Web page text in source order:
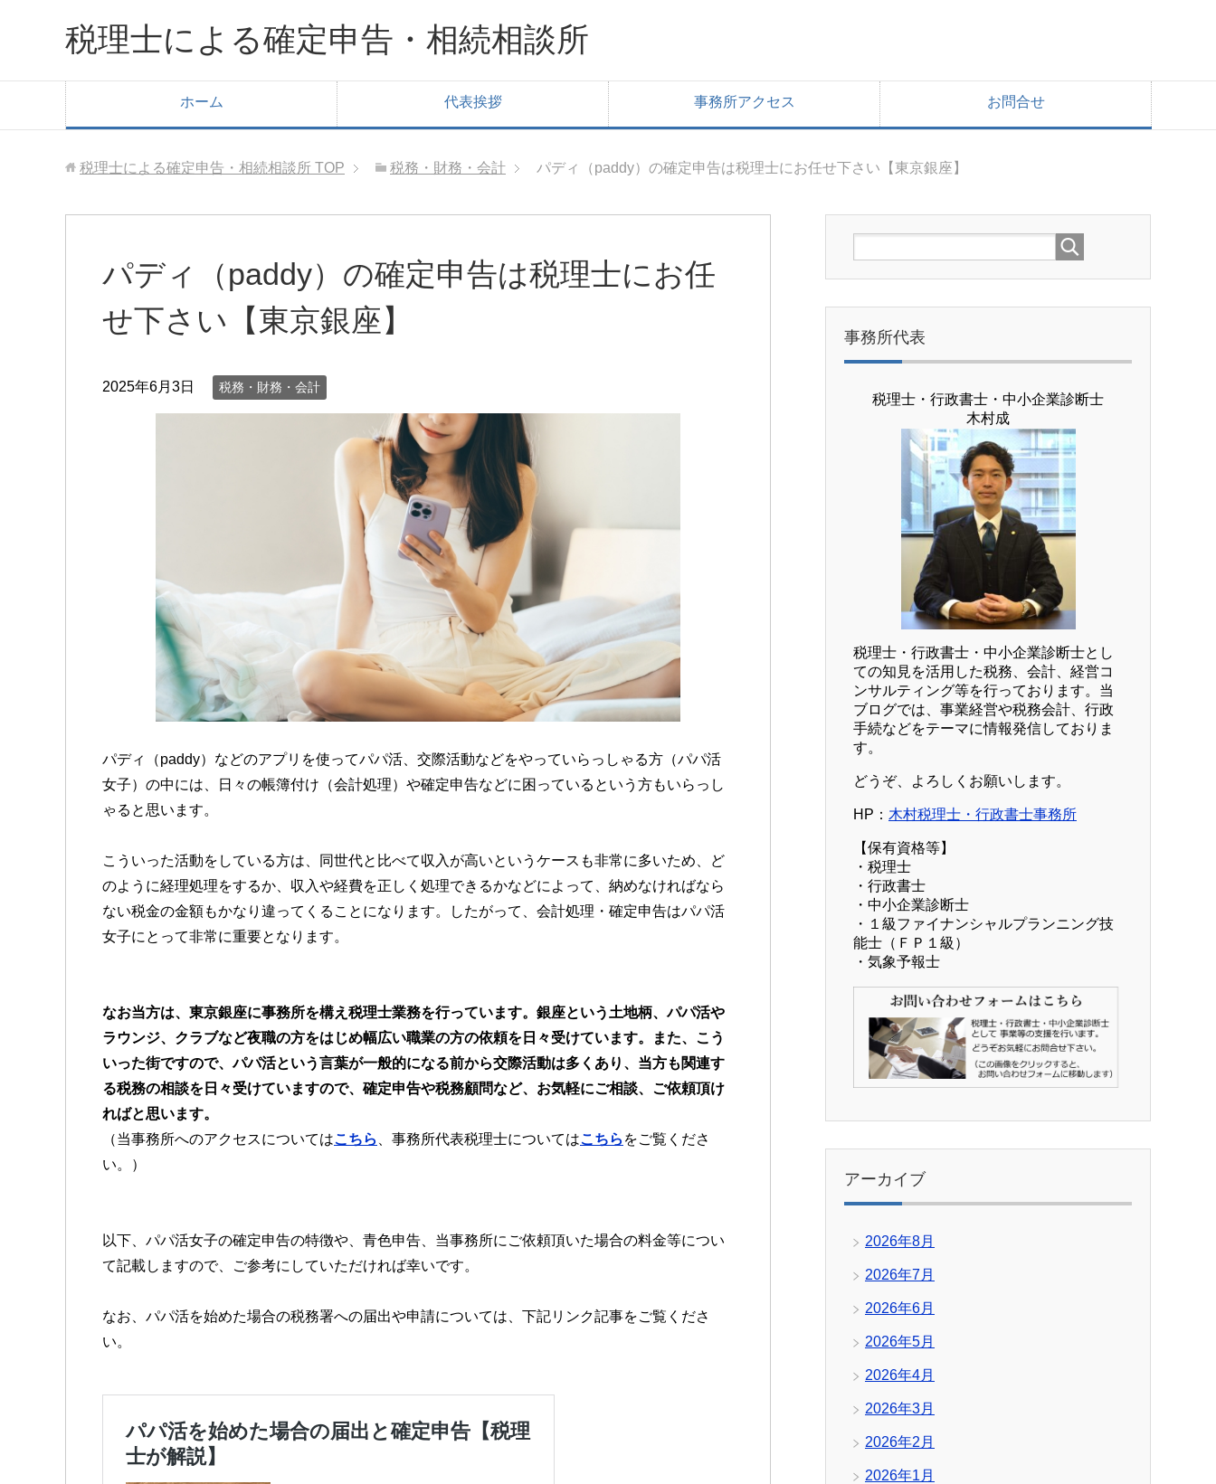
税理士による確定申告・相続相談所
ホーム 代表挨拶 事務所アクセス お問合せ
税理士による確定申告・相続相談所 TOP 税務・財務・会計 パディ（paddy）の確定申告は税理士にお任せ下さい【東京銀座】
パディ（paddy）の確定申告は税理士にお任
せ下さい【東京銀座】
2025年6月3日 税務・財務・会計
パディ（paddy）などのアプリを使ってパパ活、交際活動などをやっていらっしゃる方（パパ活
女子）の中には、日々の帳簿付け（会計処理）や確定申告などに困っているという方もいらっし
ゃると思います。
こういった活動をしている方は、同世代と比べて収入が高いというケースも非常に多いため、ど
のように経理処理をするか、収入や経費を正しく処理できるかなどによって、納めなければなら
ない税金の金額もかなり違ってくることになります。したがって、会計処理・確定申告はパパ活
女子にとって非常に重要となります。
なお当方は、東京銀座に事務所を構え税理士業務を行っています。銀座という土地柄、パパ活や
ラウンジ、クラブなど夜職の方をはじめ幅広い職業の方の依頼を日々受けています。また、こう
いった街ですので、パパ活という言葉が一般的になる前から交際活動は多くあり、当方も関連す
る税務の相談を日々受けていますので、確定申告や税務顧問など、お気軽にご相談、ご依頼頂け
ればと思います。
（当事務所へのアクセスについてはこちら 、事務所代表税理士についてはこちら をご覧くださ
い。）
以下、パパ活女子の確定申告の特徴や、青色申告、当事務所にご依頼頂いた場合の料金等につい
て記載しますので、ご参考にしていただければ幸いです。
なお、パパ活を始めた場合の税務署への届出や申請については、下記リンク記事をご覧くださ
い。
事務所代表
税理士・行政書士・中小企業診断士
木村成
税理士・行政書士・中小企業診断士とし
ての知見を活用した税務、会計、経営コ
ンサルティング等を行っております。当
ブログでは、事業経営や税務会計、行政
手続などをテーマに情報発信しておりま
す。
どうぞ、よろしくお願いします。
HP： 木村税理士・行政書士事務所
【保有資格等】
・税理士
・行政書士
・中小企業診断士
・１級ファイナンシャルプランニング技
能士（ＦＰ１級）
・気象予報士
アーカイブ
2026年8月
2026年7月
2026年6月
2026年5月
2026年4月
2026年3月
2026年2月
2026年1月